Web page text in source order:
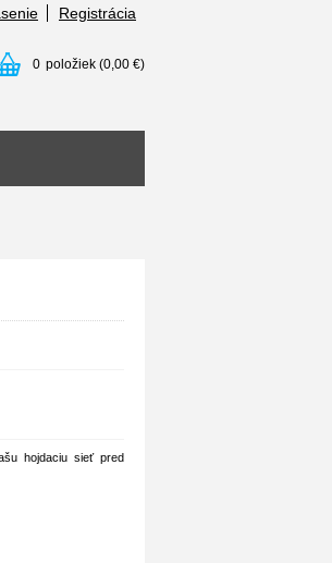
Registrácia
0 položiek (0,00 €)
hojdaciu sieť pred